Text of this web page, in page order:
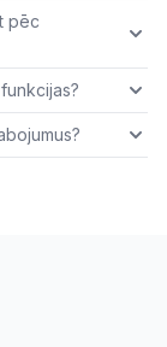
pēc